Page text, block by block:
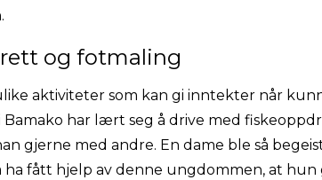
og fotmaling
aktiviteter som kan gi inntekter når
har lært seg å drive med
gjerne med andre. En dame ble så
fått hjelp av denne ungdommen, at hun